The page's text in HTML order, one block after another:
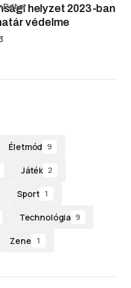
helyzet 2023-ban
védelme
Életmód 9
Játék 2
Sport 1
Technológia 9
Zene 1